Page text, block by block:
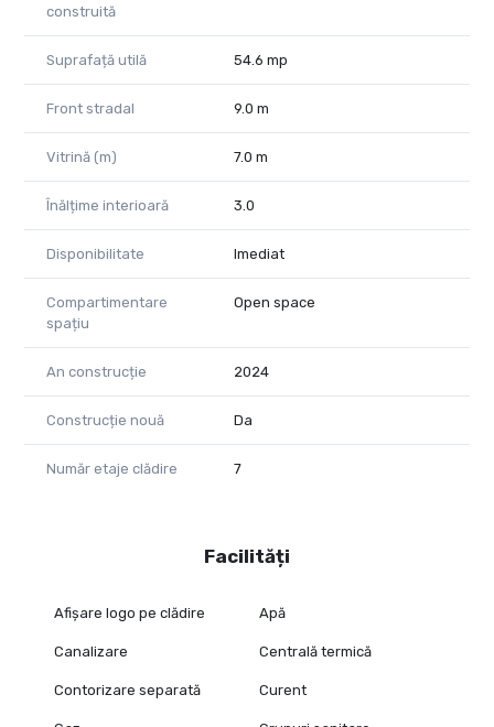
construită
Suprafață utilă 54.6 mp
Front stradal 9.0 m
Vitrină (m) 7.0 m
Înălțime interioară 3.0
Disponibilitate Imediat
Compartimentare
spațiu
Open space
An construcție 2024
Construcție nouă Da
Număr etaje clădire 7
Facilități
Afișare logo pe clădire Apă
Canalizare Centrală termică
Contorizare separată Curent